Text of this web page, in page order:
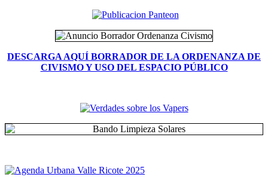
DESCARGA AQUÍ BORRADOR DE LA ORDENANZA DE
CIVISMO Y USO DEL ESPACIO PÚBLICO